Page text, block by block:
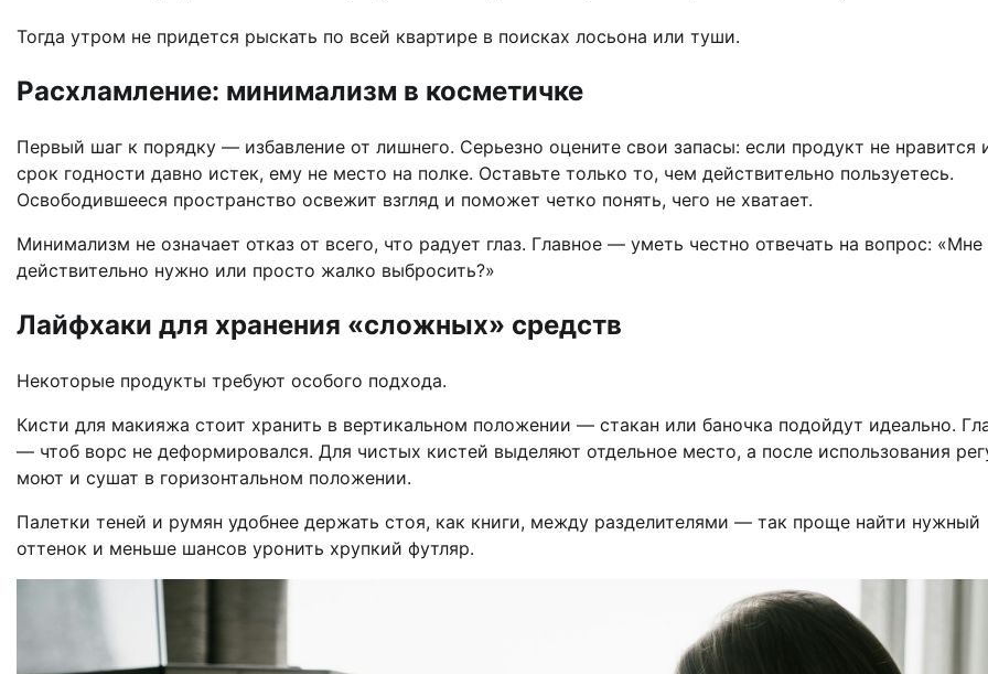
Тогда утром не придется рыскать по всей квартире в поисках лосьона или туши.
Расхламление: минимализм в косметичке
Первый шаг к порядку — избавление от лишнего. Серьезно оцените свои запасы: если продукт не нравится
срок годности давно истек, ему не место на полке. Оставьте только то, чем действительно пользуетесь.
Освободившееся пространство освежит взгляд и поможет четко понять, чего не хватает.
Минимализм не означает отказ от всего, что радует глаз. Главное — уметь честно отвечать на вопрос: «Мне
действительно нужно или просто жалко выбросить?»
Лайфхаки для хранения «сложных» средств
Некоторые продукты требуют особого подхода.
Кисти для макияжа стоит хранить в вертикальном положении — стакан или баночка подойдут идеально.
— чтоб ворс не деформировался. Для чистых кистей выделяют отдельное место, а после использования
моют и сушат в горизонтальном положении.
Палетки теней и румян удобнее держать стоя, как книги, между разделителями — так проще найти нужный
оттенок и меньше шансов уронить хрупкий футляр.